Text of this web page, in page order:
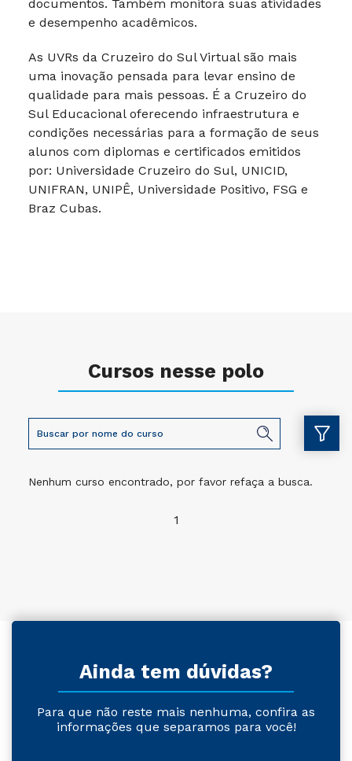
documentos. Também monitora suas atividades
e desempenho acadêmicos.
As UVRs da Cruzeiro do Sul Virtual são mais
uma inovação pensada para levar ensino de
qualidade para mais pessoas. É a Cruzeiro do
Sul Educacional oferecendo infraestrutura e
condições necessárias para a formação de seus
alunos com diplomas e certificados emitidos
por: Universidade Cruzeiro do Sul, UNICID,
UNIFRAN, UNIPÊ, Universidade Positivo, FSG e
Braz Cubas.
Cursos nesse polo
Nenhum curso encontrado, por favor refaça a busca.
1
Ainda tem dúvidas?
Para que não reste mais nenhuma, confira as
informações que separamos para você!